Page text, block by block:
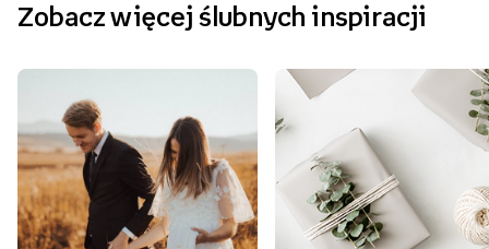
Zobacz więcej ślubnych inspiracji